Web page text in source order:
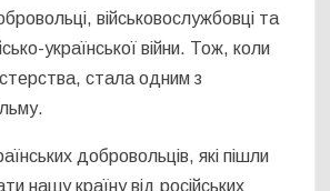
військовослужбовці та
української війни. Тож, коли
стала одним з
добровольців, які пішли
нашу країну від російських